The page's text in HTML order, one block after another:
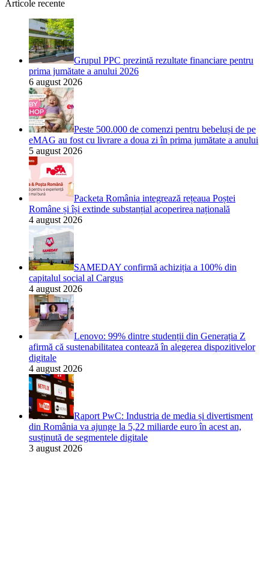
Articole recente
Grupul PPC prezintă rezultate financiare pentru
prima jumătate a anului 2026
6 august 2026
Peste 500.000 de comenzi pentru bebeluși de pe
eMAG au fost cu livrare a doua zi în prima jumătate a anului
5 august 2026
Packeta România integrează rețeaua Poștei
Române și își extinde substanțial acoperirea națională
4 august 2026
SAMEDAY confirmă achiziția a 100% din
capitalul social al Cargus
4 august 2026
Lenovo: 99% dintre studenții din Generația Z
afirmă că sustenabilitatea contează în alegerea dispozitivelor
digitale
4 august 2026
Raport PwC: Industria de media și divertisment
din România va ajunge la 5,22 miliarde euro în acest an,
susținută de segmentele digitale
3 august 2026